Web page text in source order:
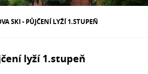
SKI - PŮJČENÍ LYŽÍ 1.STUPEŇ
lyží 1.stupeň